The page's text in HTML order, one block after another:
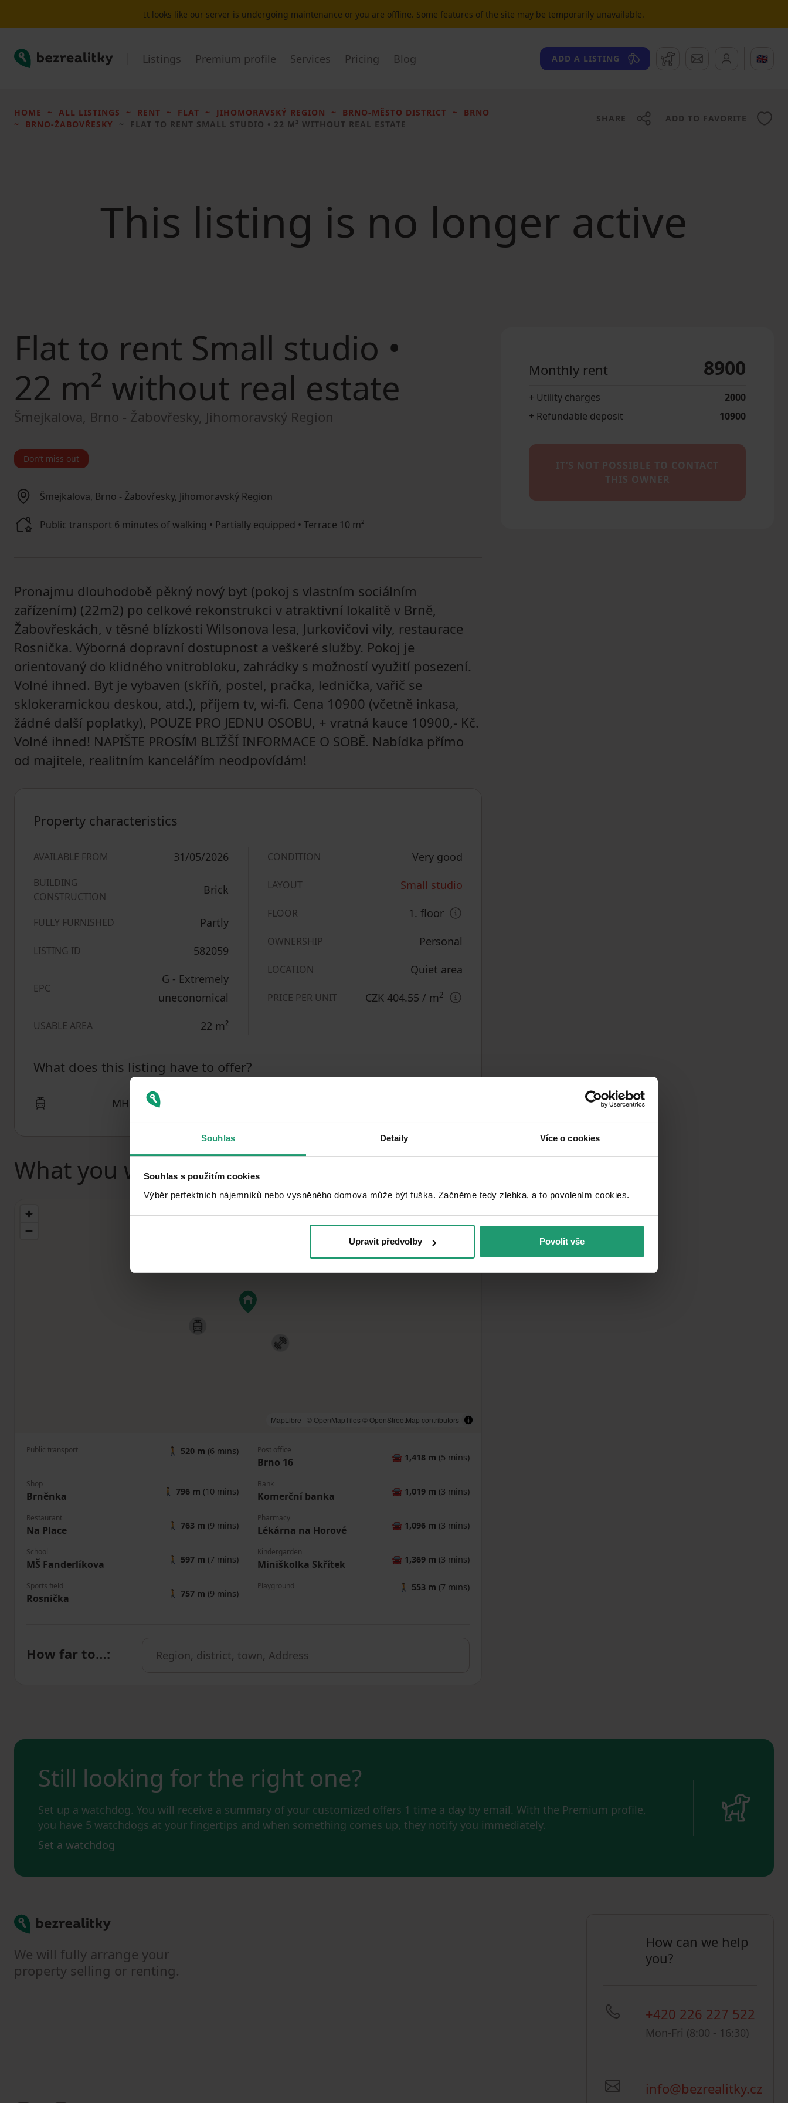
Souhlas Detaily Více o cookies
Souhlas s použitím cookies
Výběr perfektních nájemníků nebo vysněného domova může být fuška. Začněme tedy zlehka, a to povolením cookies.​
Upravit předvolby Povolit vše
It looks like our server is undergoing maintenance or you are offline. Some features of the site may be temporarily unavailable.
Bezrealitky Listings Premium profile Services Pricing Blog ADD A LISTING WatchdogMessages 🇬🇧
HOME ALL LISTINGS RENT FLAT JIHOMORAVSKÝ REGION BRNO-MĚSTO DISTRICT
BRNO
BRNO-ŽABOVŘESKY
FLAT TO RENT SMALL STUDIO • 22 M² WITHOUT REAL ESTATE
SHARE ADD TO FAVORITE
This listing is no longer active
Flat to rent Small studio •
22 m² without real estate
Šmejkalova, Brno - Žabovřesky, Jihomoravský Region
Don’t miss out
Šmejkalova, Brno - Žabovřesky, Jihomoravský Region
Public transport 6 minutes of walking • Partially equipped • Terrace 10 m²
Pronajmu dlouhodobě pěkný nový byt (pokoj s vlastním sociálním
zařízením) (22m2) po celkové rekonstrukci v atraktivní lokalitě v Brně,
Žabovřeskách, v těsné blízkosti Wilsonova lesa, Jurkovičovi vily, restaurace
Rosnička. Výborná dopravní dostupnost a veškeré služby. Pokoj je
orientovaný do klidného vnitrobloku, zahrádky s možností využití posezení.
Volné ihned. Byt je vybaven (skříň, postel, pračka, lednička, vařič se
sklokeramickou deskou, atd.), příjem tv, wi-fi. Cena 10900 (včetně inkasa,
žádné další poplatky), POUZE PRO JEDNU OSOBU, + vratná kauce 10900,- Kč.
Volné ihned! NAPIŠTE PROSÍM BLIŽŠÍ INFORMACE O SOBĚ. Nabídka přímo
od majitele, realitním kancelářím neodpovídám!
Property characteristics
AVAILABLE FROM 31/05/2026
BUILDING
CONSTRUCTION
Brick
FULLY FURNISHED Partly
LISTING ID 582059
EPC
G - Extremely
uneconomical
USABLE AREA 22 m²
CONDITION Very good
LAYOUT Small studio
FLOOR 1. floor
OWNERSHIP Personal
LOCATION Quiet area
PRICE PER UNIT CZK 404.55 / m2
What does this listing have to offer?
MHD 6 minutes on foot
What you will find nearby
MapLibre | © OpenMapTiles © OpenStreetMap contributors
Public transport 🚶 520 m (6 mins) Post office
Brno 16 🚘 1,418 m (5 mins)
Shop
Brněnka 🚶 796 m (10 mins)
Bank
Komerční banka 🚘 1,019 m (3 mins)
Restaurant
Na Place 🚶 763 m (9 mins)
Pharmacy
Lékárna na Horové 🚘 1,096 m (3 mins)
School
MŠ Fanderlíkova 🚶 597 m (7 mins)
Kindergarden
Miniškolka Skřítek 🚘 1,369 m (3 mins)
Sports field
Rosnička 🚶 757 m (9 mins)
Playground 🚶 553 m (7 mins)
How far to…:
Monthly rent 8900
+ Utility charges
2000
+ Refundable deposit
10900
IT’S NOT POSSIBLE TO CONTACT
THIS OWNER
Still looking for the right one?
Set up a watchdog. You will receive a summary of your customized offers 1 time a day by email. With the Premium profile,
you have 5 watchdogs at your fingertips and when something comes up, they notify you immediately.
Set a watchdog
Bezrealitky
We will fully arrange your
property selling or renting.
How can we help
you?
+420 226 227 522
Mon-Fri (8:00 - 16:30)
info@bezrealitky.cz